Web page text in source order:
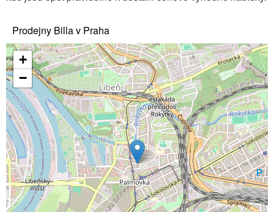
Prodejny Billa v Praha
+
−